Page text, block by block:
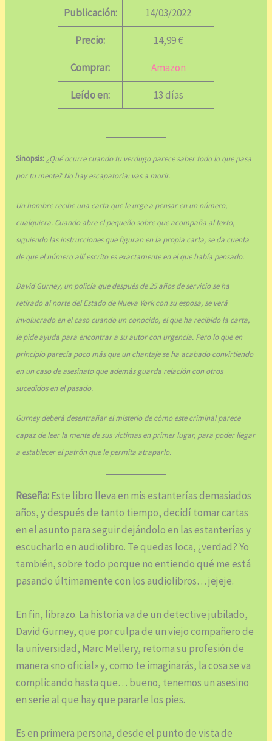
Publicación: 14/03/2022
Precio: 14,99 €
Comprar: Amazon
Leído en: 13 días
Sinopsis: ¿Qué ocurre cuando tu verdugo parece saber todo lo que pasa
por tu mente? No hay escapatoria: vas a morir.
Un hombre recibe una carta que le urge a pensar en un número,
cualquiera. Cuando abre el pequeño sobre que acompaña al texto,
siguiendo las instrucciones que figuran en la propia carta, se da cuenta
de que el número allí escrito es exactamente en el que había pensado.
David Gurney, un policía que después de 25 años de servicio se ha
retirado al norte del Estado de Nueva York con su esposa, se verá
involucrado en el caso cuando un conocido, el que ha recibido la carta,
le pide ayuda para encontrar a su autor con urgencia. Pero lo que en
principio parecía poco más que un chantaje se ha acabado convirtiendo
en un caso de asesinato que además guarda relación con otros
sucedidos en el pasado.
Gurney deberá desentrañar el misterio de cómo este criminal parece
capaz de leer la mente de sus víctimas en primer lugar, para poder llegar
a establecer el patrón que le permita atraparlo.
Reseña:Este libro lleva en mis estanterías demasiados
años, y después de tanto tiempo, decidí tomar cartas
en el asunto para seguir dejándolo en las estanterías y
escucharlo en audiolibro. Te quedas loca, ¿verdad? Yo
también, sobre todo porque no entiendo qué me está
pasando últimamente con los audiolibros… jejeje.
En fin, librazo. La historia va de un detective jubilado,
David Gurney, que por culpa de un viejo compañero de
la universidad, Marc Mellery, retoma su profesión de
manera «no oficial» y, como te imaginarás, la cosa se va
complicando hasta que… bueno, tenemos un asesino
en serie al que hay que pararle los pies.
Es en primera persona, desde el punto de vista de